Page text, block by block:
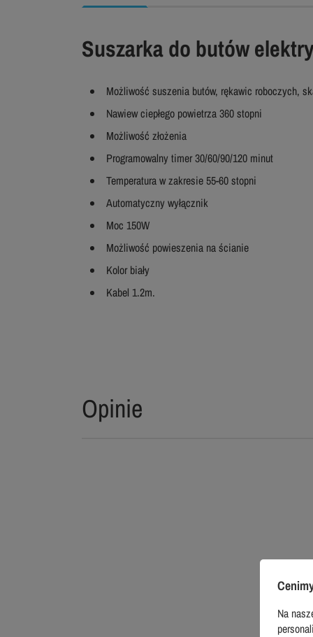
Suszarka do butów
Możliwość suszenia butów, rękawic roboczych,
Nawiew ciepłego powietrza 360 stopni
Możliwość złożenia
Programowalny timer 30/60/90/120 minut
Temperatura w zakresie 55-60 stopni
Automatyczny wyłącznik
Moc 150W
Możliwość powieszenia na ścianie
Kolor biały
Kabel 1.2m.
Opinie
Na